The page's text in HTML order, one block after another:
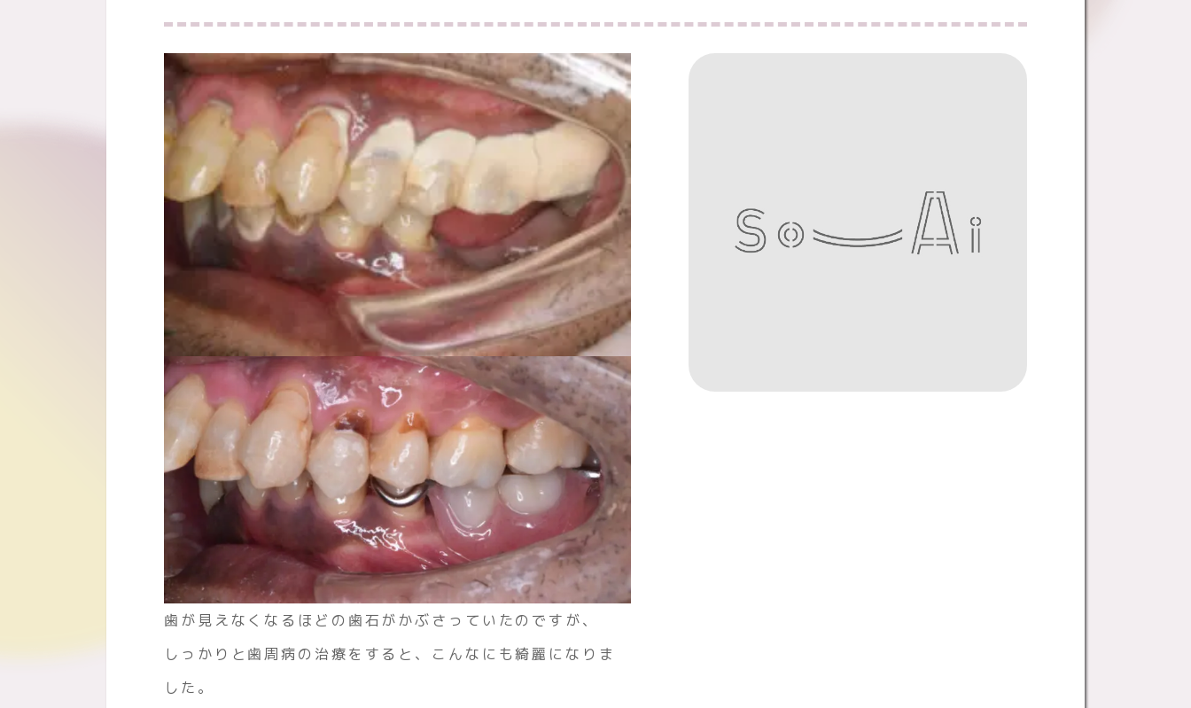
歯が見えなくなるほどの歯石がかぶさっていたのですが、
しっかりと歯周病の治療をすると、こんなにも綺麗になりま
した。